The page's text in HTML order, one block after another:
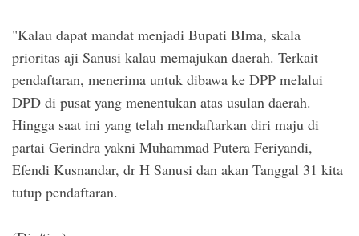
"Kalau dapat mandat menjadi Bupati BIma, skala
prioritas aji Sanusi kalau memajukan daerah. Terkait
pendaftaran, menerima untuk dibawa ke DPP melalui
DPD di pusat yang menentukan atas usulan daerah.
Hingga saat ini yang telah mendaftarkan diri maju di
partai Gerindra yakni Muhammad Putera Feriyandi,
Efendi Kusnandar, dr H Sanusi dan akan Tanggal 31 kita
tutup pendaftaran.